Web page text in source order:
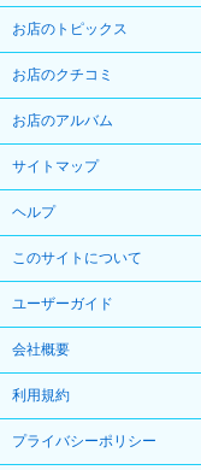
お店のトピックス
お店のクチコミ
お店のアルバム
サイトマップ
ヘルプ
このサイトについて
ユーザーガイド
会社概要
利用規約
プライバシーポリシー